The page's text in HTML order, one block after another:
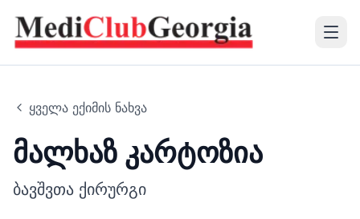
ჩვენს შესახებ
ყველა ექიმის ნახვა
მალხაზ კარტოზია
ბავშვთა ქირურგი